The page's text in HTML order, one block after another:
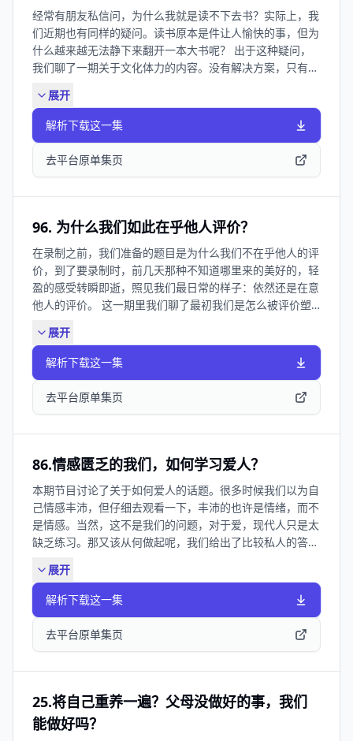
经常有朋友私信问，为什么我就是读不下去书？实际上，我
们近期也有同样的疑问。读书原本是件让人愉快的事，但为
什么越来越无法静下来翻开一本大书呢？ 出于这种疑问，
我们聊了一期关于文化体力的内容。没有解决方案，只有一
是一件那么紧急要解决的事，我们只需要量力而行。 收听
愉快。 ✍️ Show Notes： 02:23 看完了一段文字，但我不
知道我在看什么 05:35 与钩子作对，就是跟人性作对 08:35
当看书变得不再流行 11:55 我哪有力气读那么重的书 15:55
太好了！不是疲惫，是发烧 18:06 上班比想象中更消耗体力
39:07 接受非常庸俗的自我 42:01 读书焦虑要不得 🎵本期
文： 小红书：思文文文 微博：思文文文 公众号：思文文文
袁袁： 小红书：lemon袁袁 B站：lemon袁袁 公众号：思
文和败类 想进听友群的朋友可添加微信：
siwenbailei2026（备注思文进群） 商务合作请联系邮箱：
xzdxzdxzd2024@163.com 📻本节目收听方式： 目前《思
文，败类》在： 苹果播客｜ 小宇宙｜QQ音乐｜网易云音乐
｜喜马拉雅 都可以收听啦
展开
解析下载这一集
去平台原单集页
96. 为什么我们如此在乎他人评价？
在录制之前，我们准备的题目是为什么我们不在乎他人的评
价，到了要录制时，前几天那种不知道哪里来的美好的，轻
盈的感受转瞬即逝，照见我们最日常的样子：依然还是在意
他人的评价。 这一期里我们聊了最初我们是怎么被评价塑
的经验。 收听愉快。 ✍️ Show Notes： 02:09 老师、家
长、同学，每个人的评价大不同 04:13 向着夸奖成长的向日
葵 12:10 单眼皮事件 18:09 评价他人是需要学习的技能
21:40 人们是怎么被自然地分成台上和台下的？ 29:06 随大
流的情绪和评价 34:44 当你一帧帧去分析他人的时候，他人
56:20 当你感知不到恶意，恶意的伤害就会消失 感谢【七西
有需要的听友们可以使用以下三种方式获得「专属福利」：
1、点击链接：mo.m.tmall.com 2、复制口令到淘宝：
88￥tS95fE2cTjw￥ CZ0001/ 3、去淘店搜【 7 C七 西 旗
舰 店 】向客服报暗号「思文败类」领取比大促折扣还低的
大额优惠！ 同时提醒大家，买几件就要领几张券，任意单
品两件还可在福利价格基础上再享95折！买满699送价值
169的毛毯，买满1300送价值369的香薰灯 👧在哪里还可
以看到主播 思文： 小红书：思文文文 微博：思文文文 公众
号：思文文文 袁袁： 小红书：lemon袁袁 B站：lemon袁
袁 公众号：思文和败类 想进听友群的朋友可添加微信：
siwenbailei2026（备注思文进群） 商务合作请联系邮箱：
文，败类》在： 苹果播客｜ 小宇宙｜QQ音乐｜网易云音乐
｜喜马拉雅｜Spotify 都可以收听啦
展开
解析下载这一集
去平台原单集页
86.情感匮乏的我们，如何学习爱人？
本期节目讨论了关于如何爱人的话题。很多时候我们以为自
己情感丰沛，但仔细去观看一下，丰沛的也许是情绪，而不
是情感。当然，这不是我们的问题，对于爱，现代人只是太
缺乏练习。那又该从何做起呢，我们给出了比较私人的答
01:20 对爱没有想象力，我真的很无情吗？ 04:16 学会爱，
你得练习啊 11:51 什么？他们俩之间居然有爱情？ 15:13
及时满足太多了，没有一个AI不回你消息 20:54 人就喜欢走
窄路 23:36 先动情的那个，真的输了吗？ 29:53 如何分辨
爱和讨好 35:18 脱离自恋去爱人 38:55 跟着《红楼梦》学
丰盛之神的孩子 感谢【七西品牌 】对本期节目的支持。 本
节目推荐的七西趴靠自由枕，可以适配各种姿势，让人自由
躺着靠着甚至是趴着玩手机看书，很适合喜欢葛优躺的手机
展开
解析下载这一集
去平台原单集页
25.将自己重养一遍？父母没做好的事，我们
能做好吗？